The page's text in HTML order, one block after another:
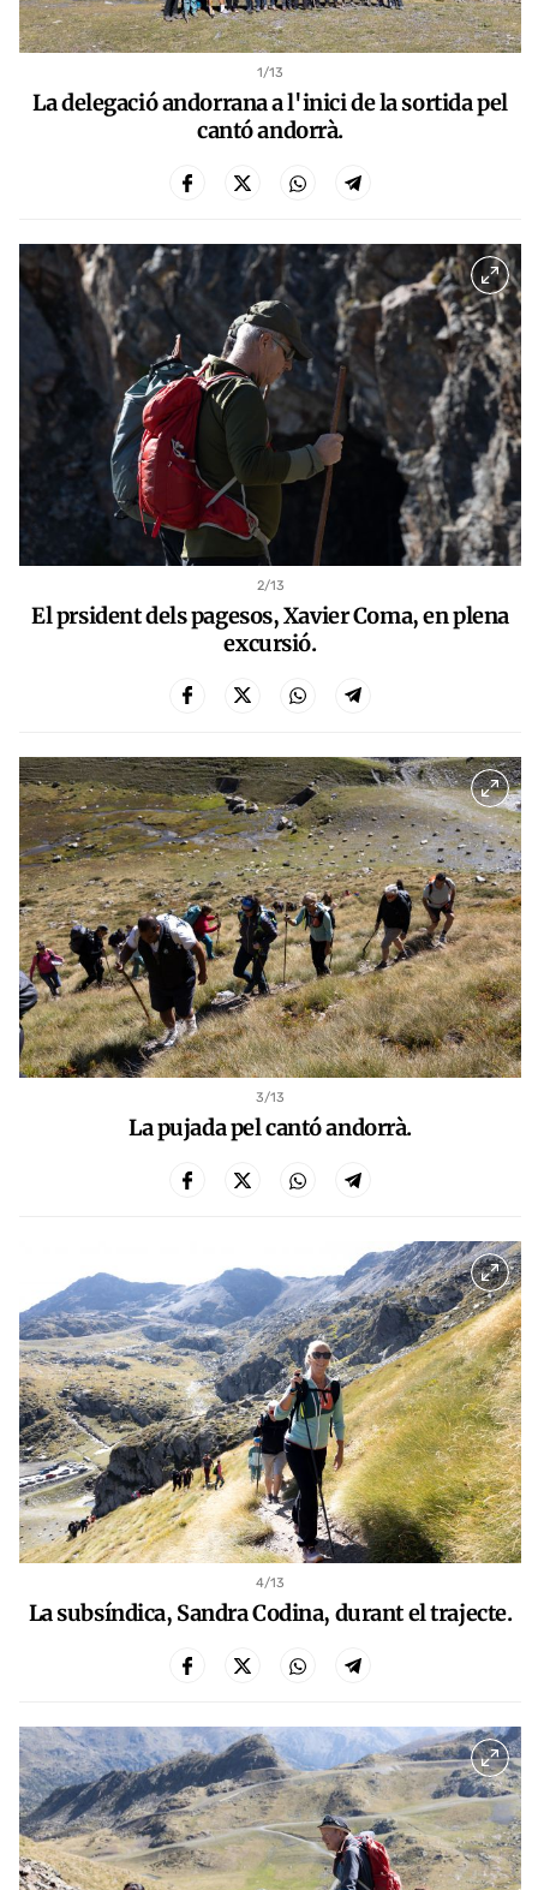
1/13
La delegació andorrana a l'inici de la sortida pel
cantó andorrà.
2/13
El prsident dels pagesos, Xavier Coma, en plena
excursió.
3/13
La pujada pel cantó andorrà.
4/13
La subsíndica, Sandra Codina, durant el trajecte.